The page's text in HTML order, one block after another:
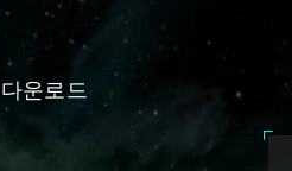
다운로드